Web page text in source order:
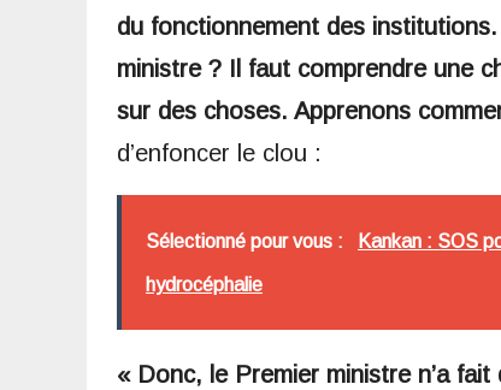
du fonctionnement des
ministre ? Il faut comprendre une
sur des choses. Apprenons
d’enfoncer le clou :
Sélectionné pour vous : Kankan : SOS
hydrocéphalie
« Donc, le Premier ministre n’a